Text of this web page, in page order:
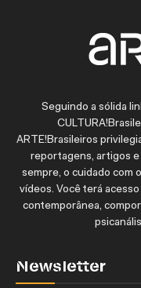
Seguindo a sólida
ARTE!Brasileiros
reportagens, artigos e
sempre, o cuidado com
vídeos. Você terá
contemporânea,
Newsletter